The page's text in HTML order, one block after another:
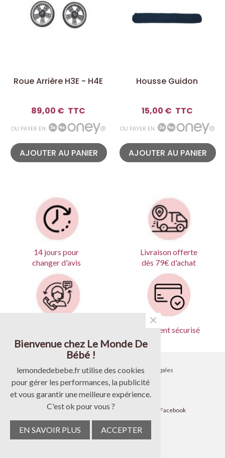
Roue Arrière H3E - H4E
89,00 € TTC
OU PAYER EN
AJOUTER AU PANIER
Housse Guidon
15,00 € TTC
OU PAYER EN
AJOUTER AU PANIER
14 jours pour
changer d'avis
Livraison offerte
dès 79€ d'achat
Paiement sécurisé
•Contactez-nous
Livraison
Paiement
•Mentions légales
• Suivez-nous sur Facebook
Bienvenue chez Le Monde De
Bébé !
lemondedebebe.fr utilise des cookies
pour gérer les performances, la publicité
et vous garantir une meilleure expérience.
C'est ok pour vous ?
EN SAVOIR PLUS ACCEPTER
×